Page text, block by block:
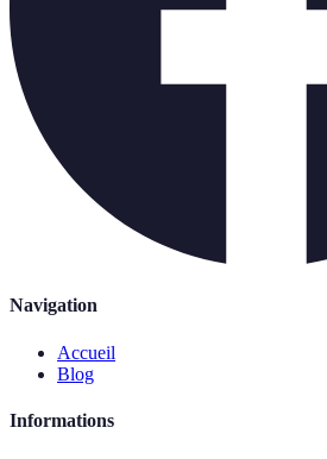
Navigation
Accueil
Blog
Informations